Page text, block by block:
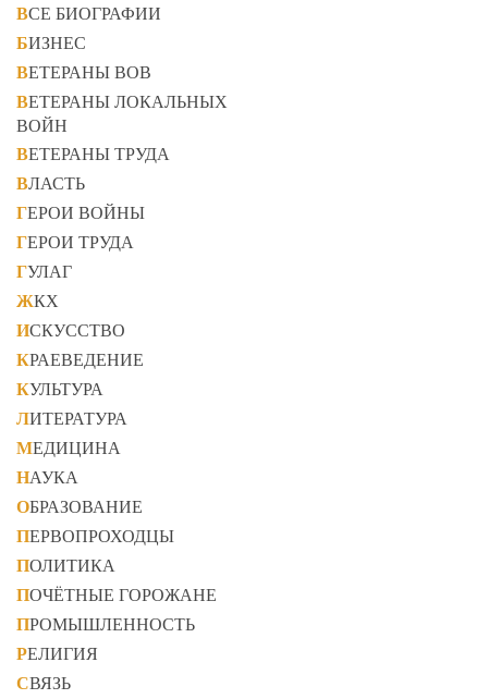
ВСЕ БИОГРАФИИ
БИЗНЕС
ВЕТЕРАНЫ ВОВ
ВЕТЕРАНЫ ЛОКАЛЬНЫХ
ВОЙН
ВЕТЕРАНЫ ТРУДА
ВЛАСТЬ
ГЕРОИ ВОЙНЫ
ГЕРОИ ТРУДА
ГУЛАГ
ЖКХ
ИСКУССТВО
КРАЕВЕДЕНИЕ
КУЛЬТУРА
ЛИТЕРАТУРА
МЕДИЦИНА
НАУКА
ОБРАЗОВАНИЕ
ПЕРВОПРОХОДЦЫ
ПОЛИТИКА
ПОЧЁТНЫЕ ГОРОЖАНЕ
ПРОМЫШЛЕННОСТЬ
РЕЛИГИЯ
СВЯЗЬ